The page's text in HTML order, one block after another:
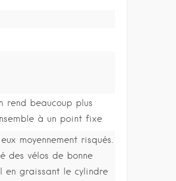
rend beaucoup plus
à un point fixe
moyennement risqués.
des vélos de bonne
en graissant le cylindre